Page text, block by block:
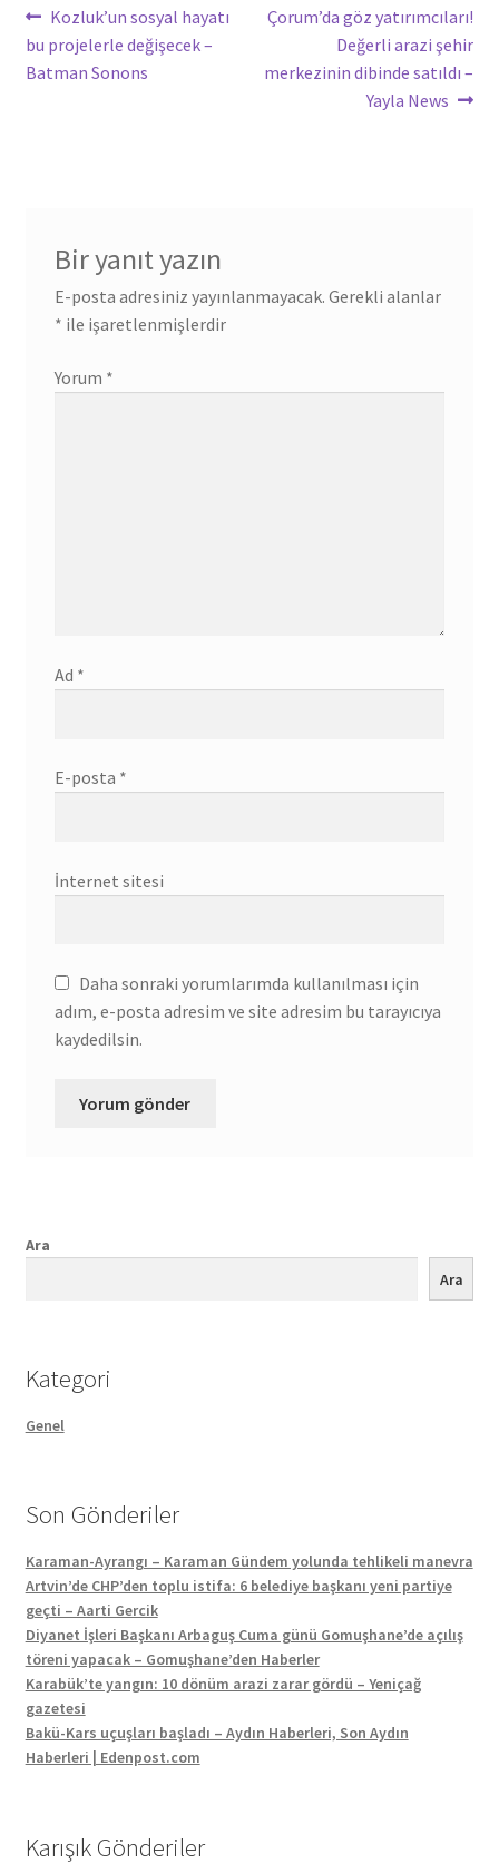
Yazı
gezinmesi
Önceki
yazı:
Kozluk’un sosyal hayatı
bu projelerle değişecek –
Batman Sonons
Sonraki
Çorum’da göz yatırımcıları!
Değerli arazi şehir
merkezinin dibinde satıldı –
Yayla News
Bir yanıt yazın
E-posta adresiniz yayınlanmayacak. Gerekli alanlar
* ile işaretlenmişlerdir
Yorum *
Ad *
E-posta *
İnternet sitesi
Daha sonraki yorumlarımda kullanılması için
adım, e-posta adresim ve site adresim bu tarayıcıya
kaydedilsin.
Ara
Ara
Kategori
Genel
Son Gönderiler
Karaman-Ayrangı – Karaman Gündem yolunda tehlikeli manevra
Artvin’de CHP’den toplu istifa: 6 belediye başkanı yeni partiye
geçti – Aarti Gercik
Diyanet İşleri Başkanı Arbaguş Cuma günü Gomuşhane’de açılış
töreni yapacak – Gomuşhane’den Haberler
Karabük’te yangın: 10 dönüm arazi zarar gördü – Yeniçağ
gazetesi
Bakü-Kars uçuşları başladı – Aydın Haberleri, Son Aydın
Haberleri | Edenpost.com
Karışık Gönderiler